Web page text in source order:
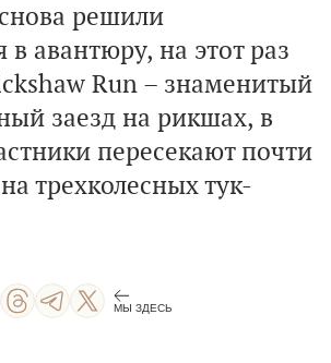
решили
в авантюру, на этот раз
Run – знаменитый
заезд на рикшах, в
пересекают почти
трехколесных тук-
МЫ ЗДЕСЬ